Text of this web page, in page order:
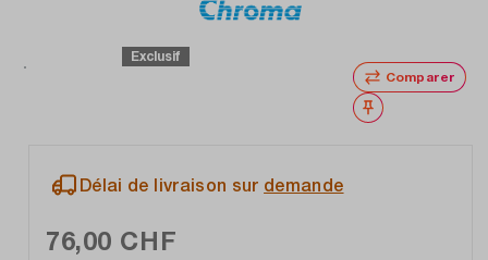
Exclusif
Comparer
Noter
Délai de livraison sur demande
76,00 CHF